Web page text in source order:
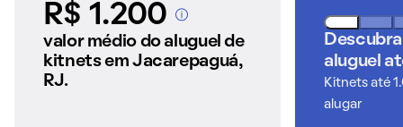
R$ 1.200A partir dos imóveis
anunciados pelo
QuintoAndar
valor médio do aluguel de
kitnets em Jacarepaguá,
RJ.
aluguel
Kitnets até
alugar